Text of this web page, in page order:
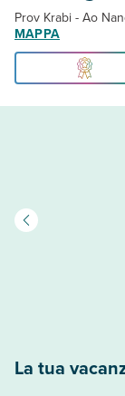
Prov Krabi - Ao
MAPPA
La tua